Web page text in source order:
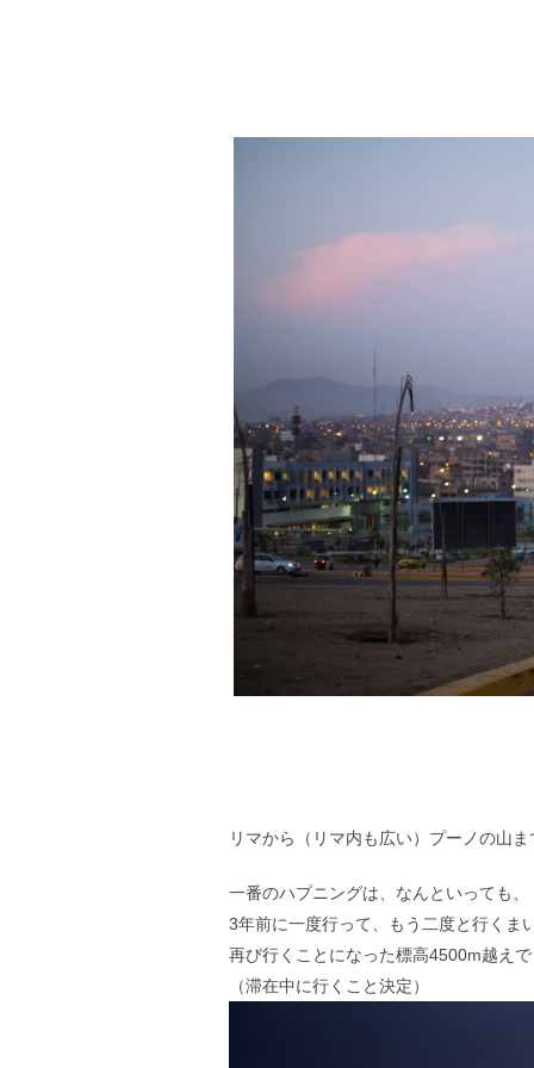
リマから（リマ内も広い）プーノの山
一番のハプニングは、なんといっても、
3年前に一度行って、もう二度と行くま
再び行くことになった標高4500m越え
（滞在中に行くこと決定）